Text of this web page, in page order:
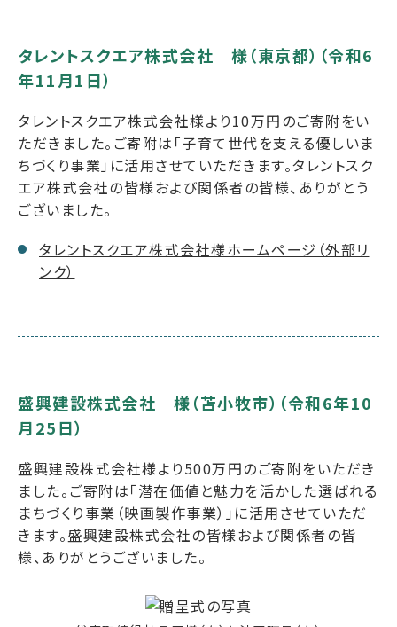
タレントスクエア株式会社 様（東京都）（令和6
年11月1日）
タレントスクエア株式会社様より10万円のご寄附をい
ただきました。ご寄附は「子育て世代を支える優しいま
ちづくり事業」に活用させていただきます。タレントスク
エア株式会社の皆様および関係者の皆様、ありがとう
ございました。
タレントスクエア株式会社様ホームページ（外部リ
ンク）
盛興建設株式会社 様（苫小牧市）（令和6年10
月25日）
盛興建設株式会社様より500万円のご寄附をいただき
ました。ご寄附は「潜在価値と魅力を活かした選ばれる
まちづくり事業（映画製作事業）」に活用させていただ
きます。盛興建設株式会社の皆様および関係者の皆
様、ありがとうございました。